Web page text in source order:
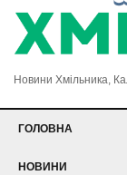
Новини Хмільника,
ГОЛОВНА
НОВИНИ